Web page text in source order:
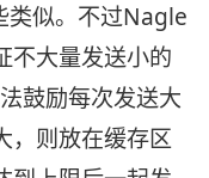
类似。不过Nagle
不大量发送小的
鼓励每次发送大
，则放在缓存区